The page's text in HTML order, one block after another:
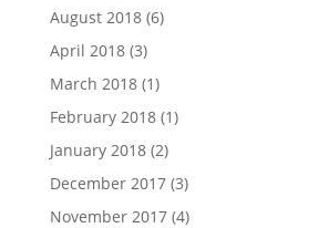
August 2018(6)
April 2018(3)
March 2018(1)
February 2018(1)
January 2018(2)
December 2017(3)
November 2017(4)